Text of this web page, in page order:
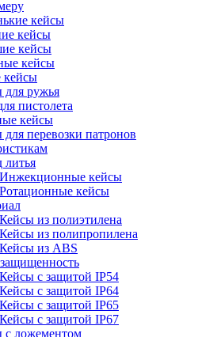
кейсы
кейсы
кейсы
кейсы
для ружья
пистолета
кейсы
перевозки патронов
литья
Инжекционные кейсы
Ротационные кейсы
Кейсы из полиэтилена
Кейсы из полипропилена
Кейсы из ABS
Кейсы c защитой IP54
Кейсы c защитой IP64
Кейсы c защитой IP65
Кейсы c защитой IP67
с ложементом